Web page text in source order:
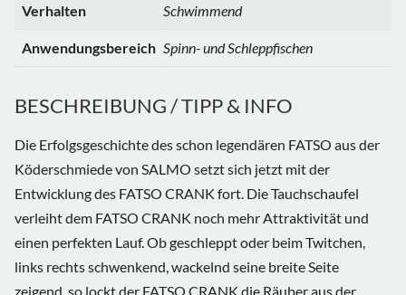
Verhalten Schwimmend
Anwendungsbereich Spinn- und Schleppfischen
BESCHREIBUNG / TIPP & INFO
Die Erfolgsgeschichte des schon legendären FATSO aus der
Köderschmiede von SALMO setzt sich jetzt mit der
Entwicklung des FATSO CRANK fort. Die Tauchschaufel
verleiht dem FATSO CRANK noch mehr Attraktivität und
einen perfekten Lauf. Ob geschleppt oder beim Twitchen,
links rechts schwenkend, wackelnd seine breite Seite
zeigend, so lockt der FATSO CRANK die Räuber aus der